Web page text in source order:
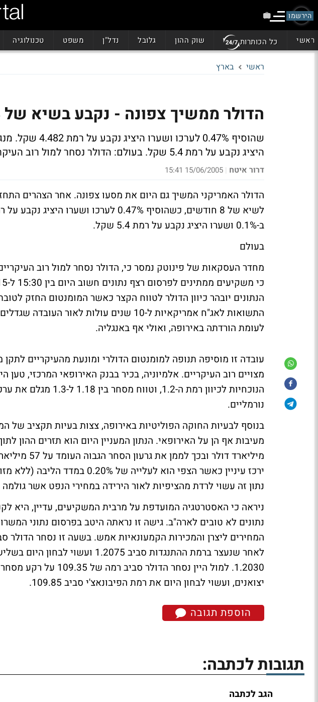
הירשמו
ראשי כל הכותרות שוק ההון גלובל נדל"ן משפט טכנולוגיה
ראשי בארץ
הדולר ממשיך צפונה - נקבע בשיא של 8 חודשים
היציג נקבע על רמת 5.4 שקל. בעולם: הדולר נסחר למול רוב העיקריים ללא שינוי מהותי
דרור איטח |
15/06/2005 15:41
הדולר האמריקני המשיך גם היום את מסעו צפונה. אחר הצהרים
ב-0.1% ושערו היציג נקבע על רמת 5.4 שקל.
בעולם
מחדר העסקאות של פינוטק נמסר כי, הדולר נסחר למול רוב
הנתונים יובהר כיוון הדולר לטווח הקצר כאשר המומנטום החזק
התשואות לאג"ח אמריקאיות ל-10 שנים עולות
לעומת הורדתה באירופה, ואולי אף באנגליה.
עובדה זו מוסיפה תנופה למומנטום הדולרי ומונעת מהעיקריים
מצויים רוב העיקריים. אלמיוניה, בכיר בבנק האירופאי המרכזי, טען
הנוכחיות לכיוון רמת ה-1.2,
נורמליים.
בנוסף לבעיות החוקה הפוליטיות באירופה, צצות בעיות תקציב של
מיליארד דולר
ירכז עיניין כאשר הצפי הוא לעלייה
נתון זה עשוי לרדת מהציפיות לאור הירידה במחירי הנפט אשר
ניראה כי האסטרטגיה המועדפת על מרבית המשקיעים, עדיין, היא
נתונים לא טובים לארה"ב. גישה זו נראתה היטב בפרסום נתוני
1.2030. למול היין נסחר
יצואנים, ועשוי לבחון היום את רמת הפיבונאצ'י סביב 109.85.
הוספת תגובה
תגובות לכתבה:
הגב לכתבה